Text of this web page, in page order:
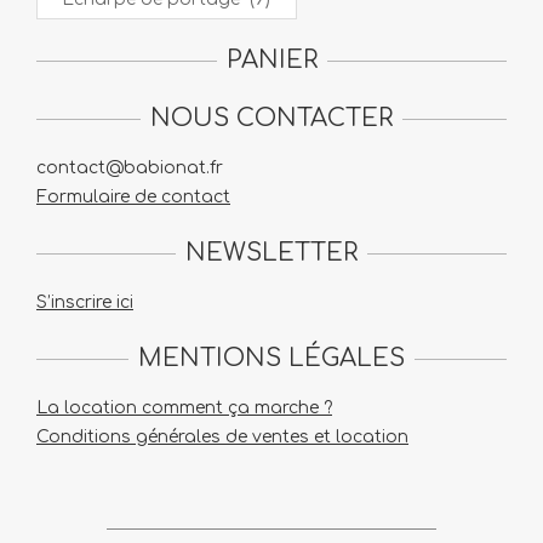
PANIER
NOUS CONTACTER
contact@babionat.fr
Formulaire de contact
NEWSLETTER
S’inscrire ici
MENTIONS LÉGALES
La location comment ça marche ?
Conditions générales de ventes et location